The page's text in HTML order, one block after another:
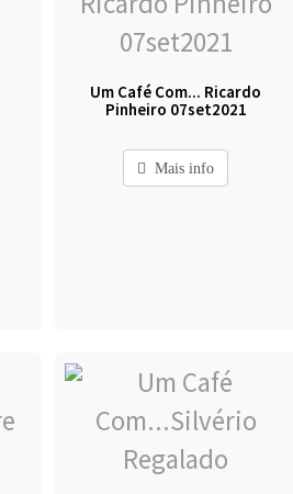
Um Café Com... Ricardo
Pinheiro 07set2021
Mais info